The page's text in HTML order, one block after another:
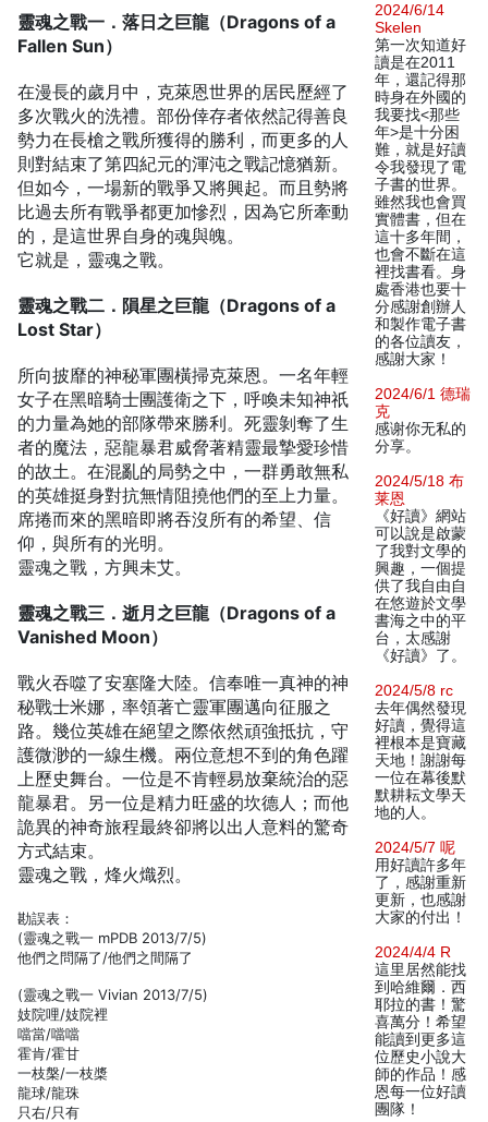
靈魂之戰一．落日之巨龍（Dragons of a
Fallen Sun）
在漫長的歲月中，克萊恩世界的居民歷經了
多次戰火的洗禮。部份倖存者依然記得善良
勢力在長槍之戰所獲得的勝利，而更多的人
則對結束了第四紀元的渾沌之戰記憶猶新。
但如今，一場新的戰爭又將興起。而且勢將
比過去所有戰爭都更加慘烈，因為它所牽動
的，是這世界自身的魂與魄。
它就是，靈魂之戰。
靈魂之戰二．隕星之巨龍（Dragons of a
Lost Star）
所向披靡的神秘軍團橫掃克萊恩。一名年輕
女子在黑暗騎士團護衛之下，呼喚未知神祇
的力量為她的部隊帶來勝利。死靈剝奪了生
者的魔法，惡龍暴君威脅著精靈最摯愛珍惜
的故土。在混亂的局勢之中，一群勇敢無私
的英雄挺身對抗無情阻撓他們的至上力量。
席捲而來的黑暗即將吞沒所有的希望、信
仰，與所有的光明。
靈魂之戰，方興未艾。
靈魂之戰三．逝月之巨龍（Dragons of a
Vanished Moon）
戰火吞噬了安塞隆大陸。信奉唯一真神的神
秘戰士米娜，率領著亡靈軍團邁向征服之
路。幾位英雄在絕望之際依然頑強抵抗，守
護微渺的一線生機。兩位意想不到的角色躍
上歷史舞台。一位是不肯輕易放棄統治的惡
龍暴君。另一位是精力旺盛的坎德人；而他
詭異的神奇旅程最終卻將以出人意料的驚奇
方式結束。
靈魂之戰，烽火熾烈。
勘誤表：
(靈魂之戰一 mPDB 2013/7/5)
他們之問隔了/他們之間隔了
(靈魂之戰一 Vivian 2013/7/5)
妓院哩/妓院裡
噹當/噹噹
霍肯/霍甘
一枝槃/一枝槳
龍球/龍珠
只右/只有
2024/6/14
Skelen
第一次知道好
讀是在2011
年，還記得那
時身在外國的
我要找<那些
年>是十分困
難，就是好讀
令我發現了電
子書的世界。
雖然我也會買
實體書，但在
這十多年間，
也會不斷在這
裡找書看。身
處香港也要十
分感謝創辦人
和製作電子書
的各位讀友，
感謝大家！
2024/6/1 德瑞
克
感谢你无私的
分享。
2024/5/18 布
莱恩
《好讀》網站
可以說是啟蒙
了我對文學的
興趣，一個提
供了我自由自
在悠遊於文學
書海之中的平
台，太感謝
《好讀》了。
2024/5/8 rc
去年偶然發現
好讀，覺得這
裡根本是寶藏
天地！謝謝每
一位在幕後默
默耕耘文學天
地的人。
2024/5/7 呢
用好讀許多年
了，感謝重新
更新，也感謝
大家的付出！
2024/4/4 R
這里居然能找
到哈維爾．西
耶拉的書！驚
喜萬分！希望
能讀到更多這
位歷史小說大
師的作品！感
恩每一位好讀
團隊！